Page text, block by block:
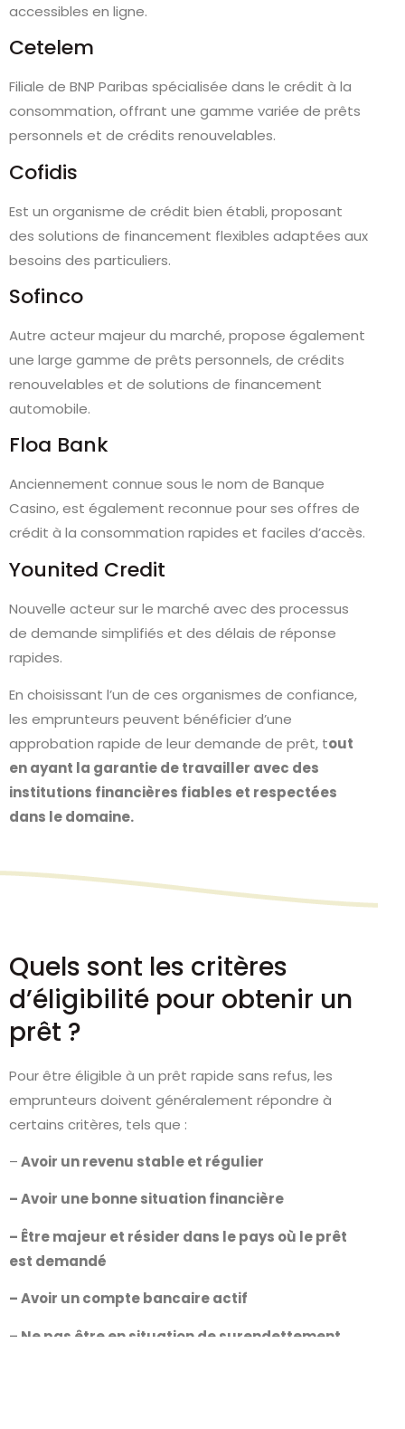
accessibles en ligne.
Cetelem
Filiale de BNP Paribas spécialisée dans le crédit à la
consommation, offrant une gamme variée de prêts
personnels et de crédits renouvelables.
Cofidis
Est un organisme de crédit bien établi, proposant
des solutions de financement flexibles adaptées aux
besoins des particuliers.
Sofinco
Autre acteur majeur du marché, propose également
une large gamme de prêts personnels, de crédits
renouvelables et de solutions de financement
automobile.
Floa Bank
Anciennement connue sous le nom de Banque
Casino, est également reconnue pour ses offres de
crédit à la consommation rapides et faciles d’accès.
Younited Credit
Nouvelle acteur sur le marché avec des processus
de demande simplifiés et des délais de réponse
rapides.
En choisissant l’un de ces organismes de confiance,
les emprunteurs peuvent bénéficier d’une
approbation rapide de leur demande de prêt, tout
en ayant la garantie de travailler avec des
institutions financières fiables et respectées
dans le domaine.
Quels sont les critères
d’éligibilité pour obtenir un
prêt ?
Pour être éligible à un prêt rapide sans refus, les
emprunteurs doivent généralement répondre à
certains critères, tels que :
–Avoir un revenu stable et régulier
– Avoir une bonne situation financière
– Être majeur et résider dans le pays où le prêt
est demandé
– Avoir un compte bancaire actif
– Ne pas être en situation de surendettement